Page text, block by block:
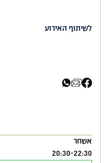
לשיתוף האירוע
אשחר
20:30-22:30